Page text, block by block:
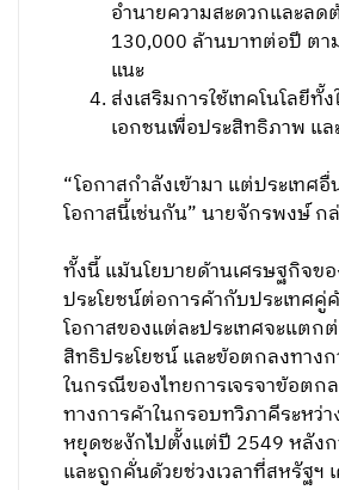
อำนายความสะดวกและล
130,000 ล้านบาทต่อปี ตา
แนะ
ส่งเสริมการใช้เทคโนโลยีทั้
เอกชนเพื่อประสิทธิภาพ แล
“โอกาสกำลังเข้ามา แต่ประเทศ
โอกาสนี้เช่นกัน” นายจักรพงษ์ ก
ทั้งนี้ แม้นโยบายด้านเศรษฐกิจขอ
ประโยชน์ต่อการค้ากับประเทศคู่
โอกาสของแต่ละประเทศจะแตก
สิทธิประโยชน์ และข้อตกลงทาง
ในกรณีของไทยการเจรจาข้อตกล
ทางการค้าในกรอบทวิภาคีระหว่
หยุดชะงักไปตั้งแต่ปี 2549 หลังก
และถูกคั่นด้วยช่วงเวลาที่สหรัฐฯ